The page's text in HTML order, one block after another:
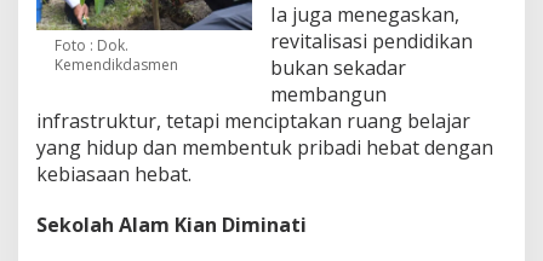
Foto : Dok.
Kemendikdasmen
Ia juga menegaskan,
revitalisasi pendidikan
bukan sekadar
membangun
infrastruktur, tetapi menciptakan ruang belajar
yang hidup dan membentuk pribadi hebat dengan
kebiasaan hebat.
Sekolah Alam Kian Diminati